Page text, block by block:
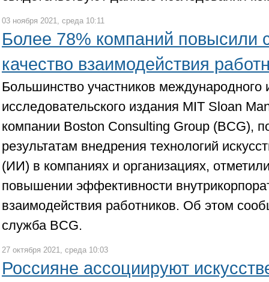
03 ноября 2021, среда 10:11
Более 78% компаний
качество взаимодействия
Большинство участников международного
исследовательского издания MIT Sloan
компании Boston Consulting Group (BCG),
результатам внедрения технологий
(ИИ) в компаниях и организациях,
повышении эффективности
взаимодействия работников. Об этом
служба BCG.
27 октября 2021, среда 10:03
Россияне ассоциируют